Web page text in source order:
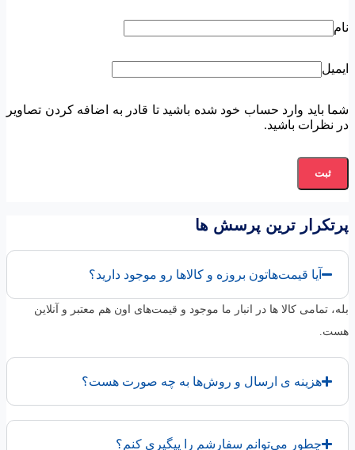
نام
ایمیل
شما باید وارد حساب خود شده باشید تا قادر به اضافه کردن تصاویر
در نظرات باشید.
پرتکرار ترین پرسش ها
آیا قیمت‌هاتون بروزه و کالاها رو موجود دارید؟
بله، تمامی کالا ها در انبار ما موجود و قیمت‌های اون هم معتبر و آنلاین
هست.
هزینه ی ارسال و روش‌ها به چه صورت هست؟
چطور می‌توانم سفارشم را پیگیری کنم؟